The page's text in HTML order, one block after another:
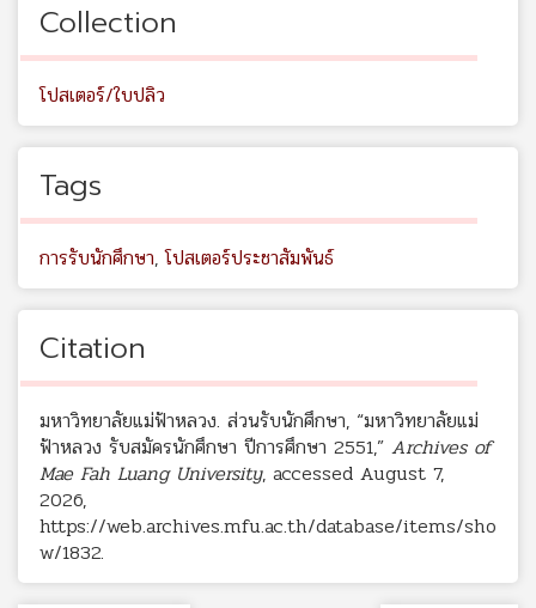
Collection
โปสเตอร์/ใบปลิว
Tags
การรับนักศึกษา,โปสเตอร์ประชาสัมพันธ์
Citation
มหาวิทยาลัยแม่ฟ้าหลวง. ส่วนรับนักศึกษา, “มหาวิทยาลัยแม่
ฟ้าหลวง รับสมัครนักศึกษา ปีการศึกษา 2551,” Archives of
Mae Fah Luang University, accessed August 7,
2026,
https://web.archives.mfu.ac.th/database/items/sho
w/1832.